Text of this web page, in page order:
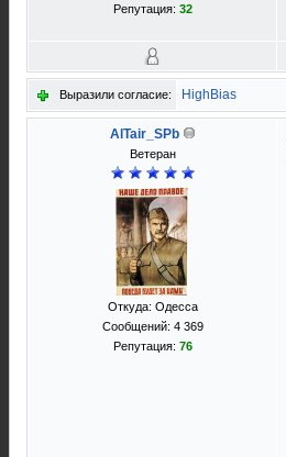
Репутация: 32
Выразили согласие: HighBias
AlTair_SPb
Ветеран
Откуда: Одесса
Сообщений: 4 369
Репутация: 76